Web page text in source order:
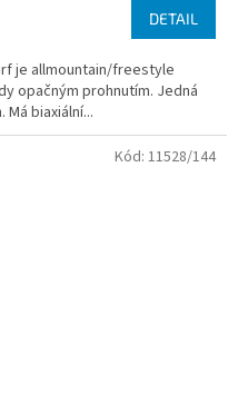
DETAIL
je allmountain/freestyle
opačným prohnutím. Jedná
biaxiální...
Kód: 11528/144